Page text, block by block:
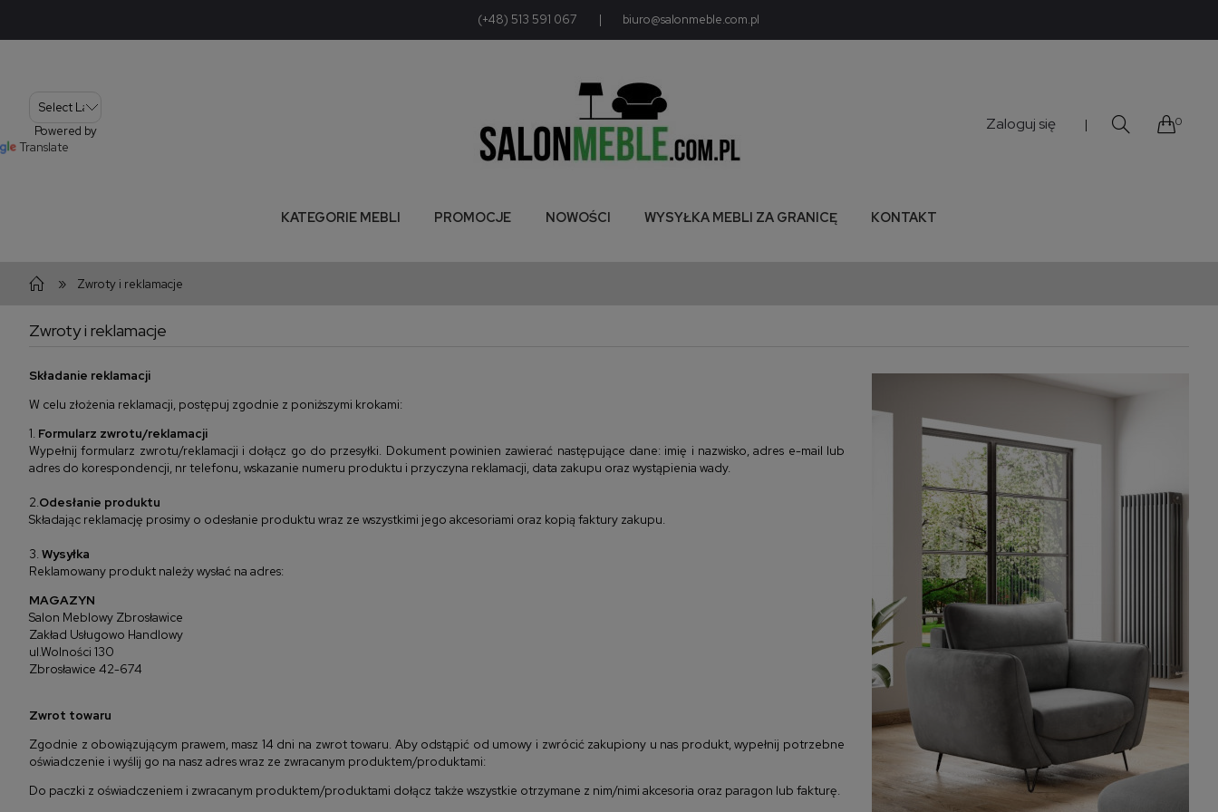
(+48) 513 591 067 | biuro@salonmeble.com.pl
Powered by
Translate
Zaloguj się | 0
KATEGORIE MEBLI PROMOCJE NOWOŚCI WYSYŁKA MEBLI ZA GRANICĘ KONTAKT
» Zwroty i reklamacje
Zwroty i reklamacje
Składanie reklamacji
W celu złożenia reklamacji, postępuj zgodnie z poniższymi krokami:
1. Formularz zwrotu/reklamacji
Wypełnij formularz zwrotu/reklamacji i dołącz go do przesyłki. Dokument powinien zawierać następujące dane: imię i nazwisko, adres e-mail lub
adres do korespondencji, nr telefonu, wskazanie numeru produktu i przyczyna reklamacji, data zakupu oraz wystąpienia wady.
2.Odesłanie produktu
Składając reklamację prosimy o odesłanie produktu wraz ze wszystkimi jego akcesoriami oraz kopią faktury zakupu.
3. Wysyłka
Reklamowany produkt należy wysłać na adres:
MAGAZYN
Salon Meblowy Zbrosławice
Zakład Usługowo Handlowy
ul.Wolności 130
Zbrosławice 42-674
Zwrot towaru
Zgodnie z obowiązującym prawem, masz 14 dni na zwrot towaru. Aby odstąpić od umowy i zwrócić zakupiony u nas produkt, wypełnij potrzebne
oświadczenie i wyślij go na nasz adres wraz ze zwracanym produktem/produktami:
Do paczki z oświadczeniem i zwracanym produktem/produktami dołącz także wszystkie otrzymane z nim/nimi akcesoria oraz paragon lub fakturę.